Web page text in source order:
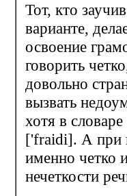
Тот, кто
варианте,
освоение
говорить
довольно
вызвать
хотя в
['fraidi]. А при
именно четко
нечеткости